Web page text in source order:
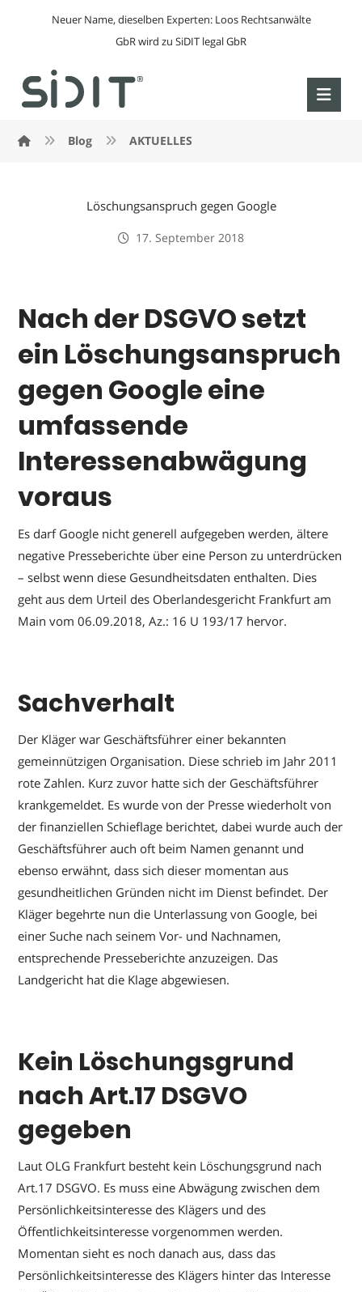
Neuer Name, dieselben Experten: Loos Rechtsanwälte
GbR wird zu SiDIT legal GbR
Blog AKTUELLES
Löschungsanspruch gegen Google
17. September 2018
Nach der DSGVO setzt
ein Löschungsanspruch
gegen Google eine
umfassende
Interessenabwägung
voraus
Es darf Google nicht generell aufgegeben werden, ältere
negative Presseberichte über eine Person zu unterdrücken
– selbst wenn diese Gesundheitsdaten enthalten. Dies
geht aus dem Urteil des Oberlandesgericht Frankfurt am
Main vom 06.09.2018, Az.: 16 U 193/17 hervor.
Sachverhalt
Der Kläger war Geschäftsführer einer bekannten
gemeinnützigen Organisation. Diese schrieb im Jahr 2011
rote Zahlen. Kurz zuvor hatte sich der Geschäftsführer
krankgemeldet. Es wurde von der Presse wiederholt von
der finanziellen Schieflage berichtet, dabei wurde auch der
Geschäftsführer auch oft beim Namen genannt und
ebenso erwähnt, dass sich dieser momentan aus
gesundheitlichen Gründen nicht im Dienst befindet. Der
Kläger begehrte nun die Unterlassung von Google, bei
einer Suche nach seinem Vor- und Nachnamen,
entsprechende Presseberichte anzuzeigen. Das
Landgericht hat die Klage abgewiesen.
Kein Löschungsgrund
nach Art.17 DSGVO
gegeben
Laut OLG Frankfurt besteht kein Löschungsgrund nach
Art.17 DSGVO. Es muss eine Abwägung zwischen dem
Persönlichkeitsinteresse des Klägers und des
Öffentlichkeitsinteresse vorgenommen werden.
Momentan sieht es noch danach aus, dass das
Persönlichkeitsinteresse des Klägers hinter das Interesse